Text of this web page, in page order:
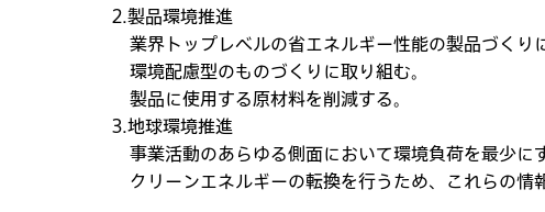
2.製品環境推進
業界トップレベルの省エネルギー性能の製品づくり
環境配慮型のものづくりに取り組む。
製品に使用する原材料を削減する。
3.地球環境推進
事業活動のあらゆる側面において環境負荷を最少に
クリーンエネルギーの転換を行うため、これらの情